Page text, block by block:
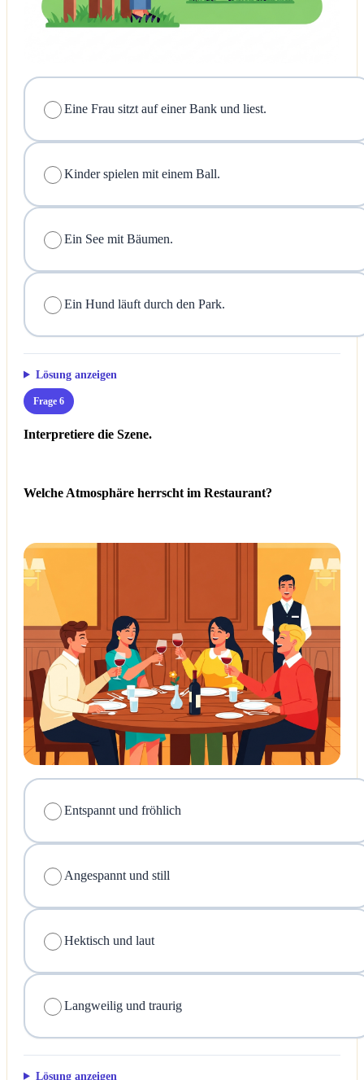
Eine Frau sitzt auf einer Bank und liest.
Kinder spielen mit einem Ball.
Ein See mit Bäumen.
Ein Hund läuft durch den Park.
Lösung anzeigen
Frage 6
Interpretiere die Szene.
Welche Atmosphäre herrscht im Restaurant?
Entspannt und fröhlich
Angespannt und still
Hektisch und laut
Langweilig und traurig
Lösung anzeigen